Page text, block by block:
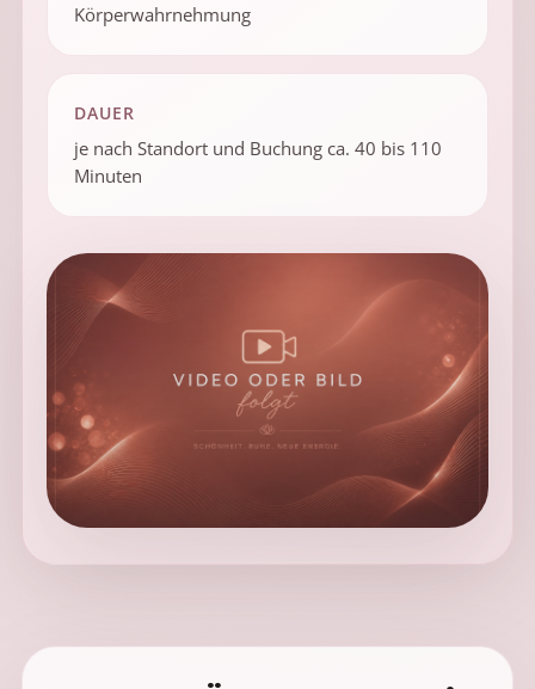
Körperwahrnehmung
DAUER
je nach Standort und Buchung ca. 40 bis 110
Minuten